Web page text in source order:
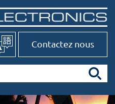
Contactez nous